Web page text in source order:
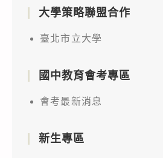
大學策略聯盟合作
臺北市立大學
國中教育會考專區
會考最新消息
新生專區